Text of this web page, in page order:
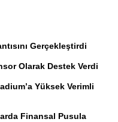
Gerçekleştirdi
Olarak Destek Verdi
Yüksek Verimli
Finansal Pusula